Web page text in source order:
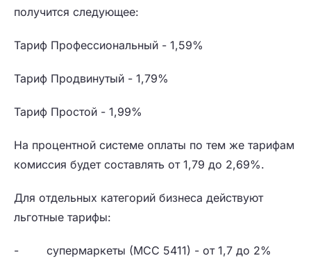
получится следующее:
Тариф Профессиональный - 1,59%
Тариф Продвинутый - 1,79%
Тариф Простой - 1,99%
На процентной системе оплаты по тем же тарифам
комиссия будет составлять от 1,79 до 2,69%.
Для отдельных категорий бизнеса действуют
льготные тарифы:
- супермаркеты (МСС 5411) - от 1,7 до 2%